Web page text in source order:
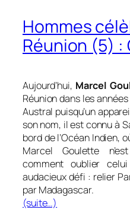
Hommes
Réunion (5) :
Aujourd’hui, Marcel
Réunion dans les
Austral puisqu’un
son nom, il est connu à
bord de l’Océan Indien,
Marcel Goulette
comment oublier
audacieux défi : relier
par Madagascar.
(suite…)